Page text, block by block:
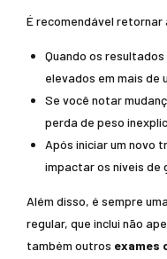
É recomendável retornar
Quando os resultados
elevados em mais de
Se você notar
perda de peso
Após iniciar um novo
impactar os níveis de
Além disso, é sempre
regular, que inclui não
também outros exames